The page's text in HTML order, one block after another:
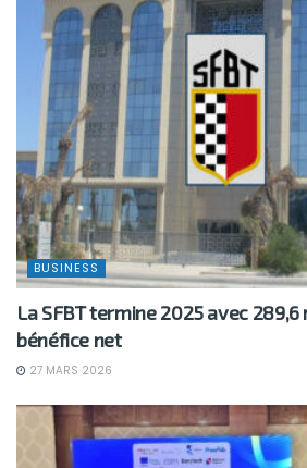
BUSINESS
La SFBT termine 2025 avec 289,6
bénéfice net
27 MARS 2026